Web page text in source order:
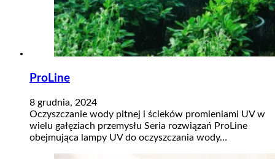
ProLine
8 grudnia, 2024
Oczyszczanie wody pitnej i ścieków promieniami UV w
wielu gałęziach przemysłu Seria rozwiązań ProLine
obejmująca lampy UV do oczyszczania wody…